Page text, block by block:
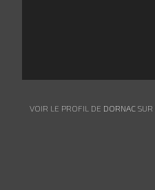
VOIR LE PROFIL DE DORNACSUR